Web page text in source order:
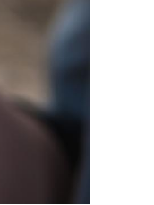
Cytomégalovirus : ce qui